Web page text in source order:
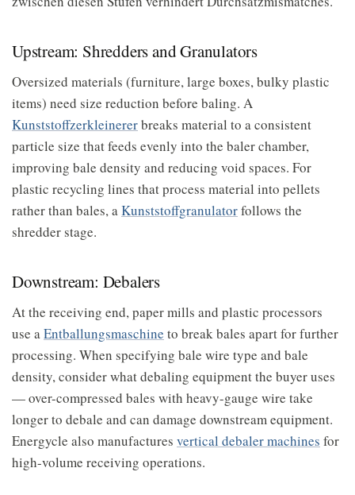
Upstream: Shredders and Granulators
Oversized materials (furniture, large boxes, bulky plastic
items) need size reduction before baling. A
Kunststoffzerkleinererbreaks material to a consistent
particle size that feeds evenly into the baler chamber,
improving bale density and reducing void spaces. For
plastic recycling lines that process material into pellets
rather than bales, aKunststoffgranulatorfollows the
shredder stage.
Downstream: Debalers
At the receiving end, paper mills and plastic processors
use aEntballungsmaschine to break bales apart for further
processing. When specifying bale wire type and bale
density, consider what debaling equipment the buyer uses
— over-compressed bales with heavy-gauge wire take
longer to debale and can damage downstream equipment.
Energycle also manufactures vertical debaler machines for
high-volume receiving operations.